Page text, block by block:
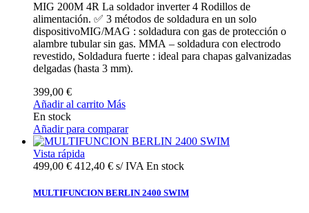
MIG 200M 4R La soldador inverter 4 Rodillos de
alimentación. ✅ 3 métodos de soldadura en un solo
dispositivoMIG/MAG : soldadura con gas de protección o
alambre tubular sin gas. MMA – soldadura con electrodo
revestido, Soldadura fuerte : ideal para chapas galvanizadas
delgadas (hasta 3 mm).
399,00 €
Añadir al carrito Más
En stock
Añadir para comparar
Vista rápida
499,00 € 412,40 € s/ IVA En stock
MULTIFUNCION BERLIN 2400 SWIM